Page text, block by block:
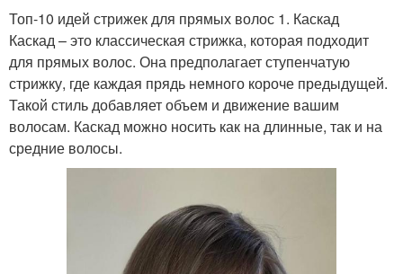
Топ-10 идей стрижек для прямых волос 1. Каскад
Каскад – это классическая стрижка, которая подходит
для прямых волос. Она предполагает ступенчатую
стрижку, где каждая прядь немного короче предыдущей.
Такой стиль добавляет объем и движение вашим
волосам. Каскад можно носить как на длинные, так и на
средние волосы.